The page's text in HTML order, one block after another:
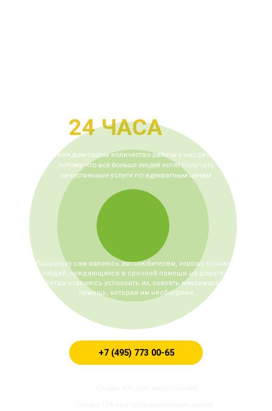
24 ЧАСА
Поскольку сам являюсь автолюбителем, хорошо понимаю
людей, нуждающихся в срочной помощи на дороге, и
всегда стараюсь успокоить их, оказать максимальную
помощь, которая им необходима.
С каждым годом количество работы у нас растет,
потому что всё больше людей хотят получать
качественные услуги по адекватным ценам
+7 (495) 773 00-65